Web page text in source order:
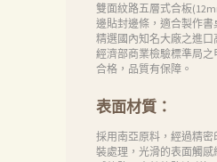
雙面紋路五層式合板
邊貼封邊條，適合製作書
精選國內知名大廠之進口
經濟部商業檢驗標準局之
合格，品質有保障。
表面材質：
採用南亞原料，經過精密
裝處理，光滑的表面觸感